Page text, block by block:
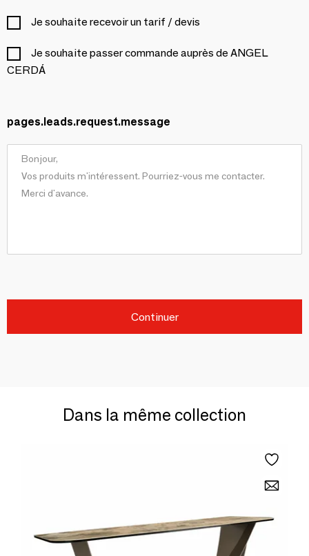
Je souhaite recevoir un tarif / devis
Je souhaite passer commande auprès de ANGEL
CERDÁ
pages.leads.request.message
Continuer
Dans la même collection